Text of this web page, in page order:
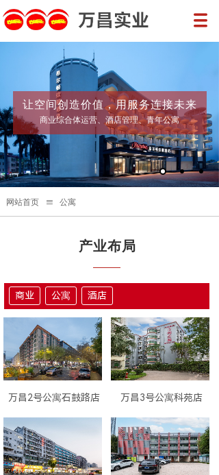
让空间创造价值，用服务连接未来
商业综合体运营、酒店管理、青年公寓
网站首页 ≡ 公寓
产业布局
商业 公寓 酒店
万昌2号公寓石鼓路店 万昌3号公寓科苑店